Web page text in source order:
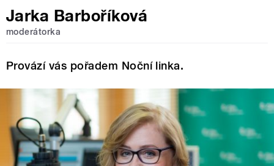
Jarka Barboříková
moderátorka
Provází vás pořadem Noční linka.